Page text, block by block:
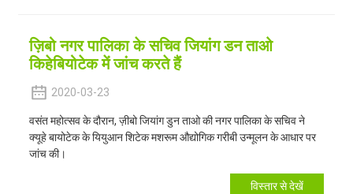
ज़िबो नगर पालिका के सचिव जियांग डन ताओ
किहेबियोटेक में जांच करते हैं
2020-03-23
वसंत महोत्सव के दौरान, ज़ीबो जियांग डुन ताओ की नगर पालिका के सचिव ने
क्यूहे बायोटेक के यियुआन शिटेक मशरूम औद्योगिक गरीबी उन्मूलन के आधार पर
जांच की।
विस्तार से देखें